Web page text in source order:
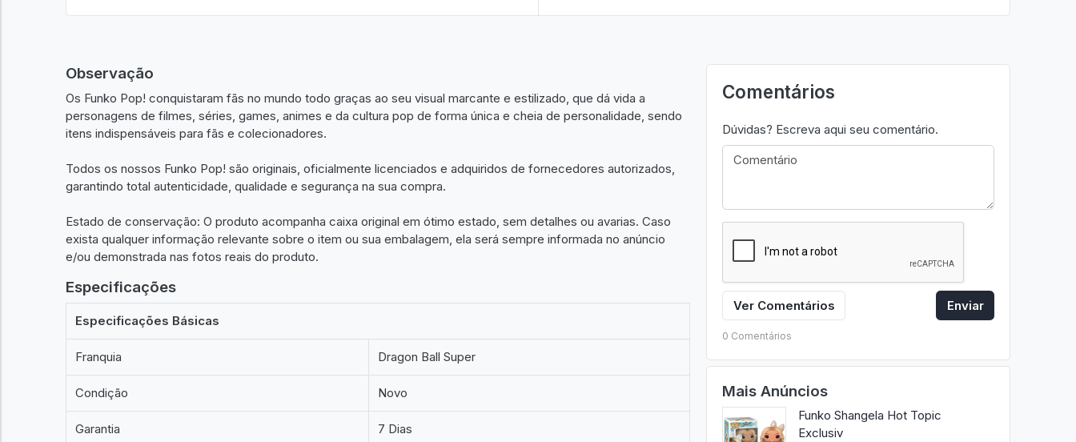
Observação
Os Funko Pop! conquistaram fãs no mundo todo graças ao seu visual marcante e estilizado, que dá vida a
personagens de filmes, séries, games, animes e da cultura pop de forma única e cheia de personalidade, sendo
itens indispensáveis para fãs e colecionadores.
Todos os nossos Funko Pop! são originais, oficialmente licenciados e adquiridos de fornecedores autorizados,
garantindo total autenticidade, qualidade e segurança na sua compra.
Estado de conservação: O produto acompanha caixa original em ótimo estado, sem detalhes ou avarias. Caso
exista qualquer informação relevante sobre o item ou sua embalagem, ela será sempre informada no anúncio
e/ou demonstrada nas fotos reais do produto.
Especificações
Especificações Básicas
Franquia Dragon Ball Super
Condição Novo
Garantia 7 Dias
Comentários
Dúvidas? Escreva aqui seu comentário.
Ver Comentários Enviar
0 Comentários
Mais Anúncios
Funko Shangela Hot Topic
Exclusiv